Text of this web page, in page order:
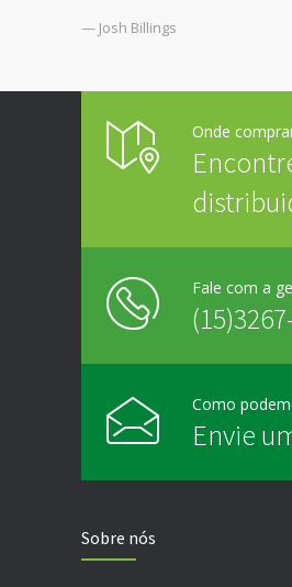
— Josh Billings
Onde
Fale com a
Como
Envie
Sobre nós